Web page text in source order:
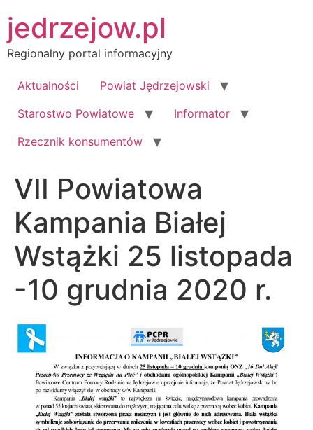
do
treści
jedrzejow.pl
Regionalny portal informacyjny
Aktualności
Powiat Jędrzejowski
Starostwo Powiatowe
Informator
Rzecznik konsumentów
VII Powiatowa
Kampania Białej
Wstążki 25 listopada
-10 grudnia 2020 r.